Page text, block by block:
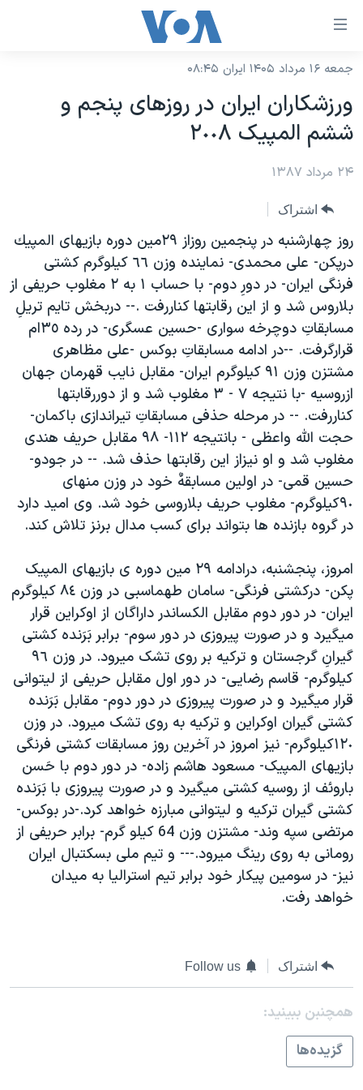
لینکهای
دسترسی
جهش
محتوای
اصلی
اصلی
جهش
جستجو
نسخه سبک وب‌سایت
موضوع ها
ایران
آمریکا
جهان
ورزشی
گزیده‌ها
ویژه برنامه‌ها
ویدیوها
فرهنگ و زندگی
حقوق شهروندی
اقتصادی
علم و فناوری
اسرائیل در جنگ
گالری عکس
برنامه های تلویزیونی
جدول برنامه ها
صفحه‌های ویژه
جام جهانی ۲۰۲۶
عملیات خشم حماسی
۲۵۰سالگی آمریکا
بایگانی برنامه‌های تلویزیونی
مستندها
انتخابات ریاست جمهوری آمریکا ۲۰۲۴
حمله جمهوری اسلامی به اسرائیل
رمز مهسا
ورزش زنان در ایران
اعتراضات زن، زندگی، آزادی
تریبونال مردمی آبان ۹۸
دادگاه حمید نوری
چهل سال گروگان‌گیری
قانون شفافیت دارائی کادر رهبری ایران
اعتراضات مردمی آبان ۹۸
اسرائیل در جنگ
نرگس محمدی برنده جایزه نوبل صلح
همایش محافظه‌کاران آمریکا «سی‌پک»
صفحه‌های ویژه
سفر پرزیدنت ترامپ به چین
فرکانس‌های صدای آمریکا
پخش رادیویی
یادگیری زبان انگلیسی
دنبال کنید
زبانهای مختلف
جمعه ۱۶ مرداد ۱۴۰۵ ایران ۰۸:۴۵
ورزشکاران ايران در روزهای پنجم و
ششم المپيک ٢٠٠٨
۲۴ مرداد ۱۳۸۷
اشتراک
روز چهارشنبه در پنجمين روزاز ٢٩مين دوره بازيهای المپيك
درپکن- علی محمدی- نماينده وزن ٦٦ کيلوگرم کشتی
فرنگی ايران- در دورِ دوم- با حساب ۱ به ٢ مغلوب حريفی از
بلاروس شد و از اين رقابتها کناررفت .-- دربخش تايم تريلِ
مسابقاتِ دوچرخه سواری -حسين عسگری- در رده ٣٥ام
قرارگرفت. --در ادامه مسابقاتِ بوکس -علی مظاهری
مشتزن وزن ٩١ کيلوگرم ايران- مقابل نايب قهرمان جهان
ازروسيه -با نتيجه ٧ - ٣ مغلوب شد و از دوررقابتها
کناررفت. -- در مرحله حذفی مسابقاتِ تيراندازی باکمان-
حجت الله واعظی - بانتيجه ١١٢- ٩٨ مقابل حريف هندی
مغلوب شد و او نيزاز اين رقابتها حذف شد. -- در جودو-
حسين قمی- در اولين مسابقهٌ خود در وزن منهای
٩٠کيلوگرم- مغلوب حريف بلاروسی خود شد. وی اميد دارد
در گروه بازنده ها بتواند برای کسب مدال برنز تلاش کند.
امروز، پنجشنبه، درادامه ٢٩ مين دوره ی بازيهای المپيک
پکن- درکشتی فرنگی- سامان طهماسبی در وزن ٨٤ كيلوگرم
ايران- در دور دوم مقابل الكساندر داراگان از اوكراين قرار
ميگيرد و در صورت پيروزی در دور سوم- برابر بَرَنده كشتی
گيرانِ گرجستان و تركيه بر روی تشک ميرود. در وزن ٩٦
کيلوگرم- قاسم رضايی- در دور اول مقابل حريفی از ليتوانی
قرار ميگيرد و در صورت پيروزی در دور دوم- مقابل بَرَنده
كشتی گيران اوكراين و تركيه به روی تشک ميرود. در وزن
١٢٠كيلوگرم- نيز امروز در آخرين روز مسابقات کشتی فرنگی
بازيهای المپيک- مسعود هاشم زاده- در دور دوم با حَسن
باروئف از روسيه کشتی ميگيرد و در صورت پيروزی با بَرَنده
كشتی گيران تركيه و ليتوانی مبارزه خواهد کرد.-در بوکس-
مرتضی سپه وند- مشتزن وزن 64 کيلو گرم- برابر حريفی از
رومانی به روی رينگ ميرود.--- و تيم ملی بسکتبال ايران
نيز- در سومين پيکار خود برابر تيم استراليا به ميدان
خواهد رفت.
اشتراک Follow us
همچنبن ببینید:
گزيده‌ها